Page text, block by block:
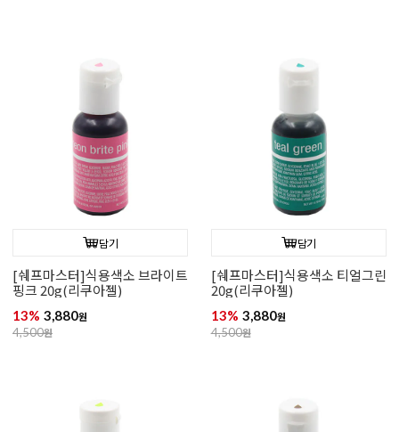
담기
[쉐프마스터]식용색소 브라이트
핑크 20g(리쿠아젤)
13% 3,880원
4,500원
담기
[쉐프마스터]식용색소 티얼그린
20g(리쿠아젤)
13% 3,880원
4,500원